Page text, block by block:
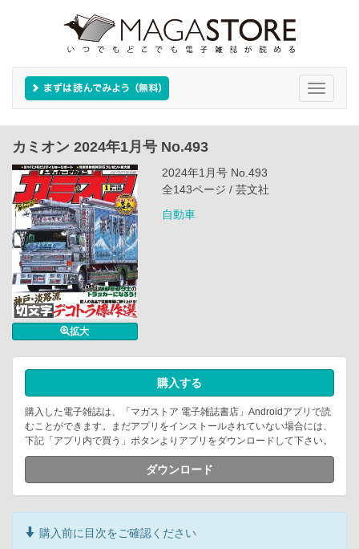
Toggle
カミオン 2024年1月号 No.493
拡大
2024年1月号 No.493
全143ページ / 芸文社
自動車
購入する
購入した電子雑誌は、「マガストア 電子雑誌書店」Androidアプリで読
むことができます。まだアプリをインストールされていない場合には、
下記「アプリ内で買う」ボタンよりアプリをダウンロードして下さい。
ダウンロード
購入前に目次をご確認ください